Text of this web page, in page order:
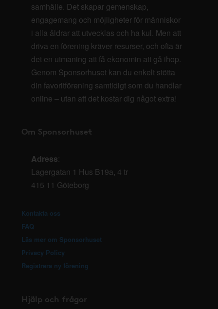
samhälle. Det skapar gemenskap,
engagemang och möjligheter för människor
i alla åldrar att utvecklas och ha kul. Men att
driva en förening kräver resurser, och ofta är
det en utmaning att få ekonomin att gå ihop.
Genom Sponsorhuset kan du enkelt stötta
din favoritförening samtidigt som du handlar
online – utan att det kostar dig något extra!
Om Sponsorhuset
Adress:
Lagergatan 1 Hus B19a, 4 tr
415 11 Göteborg
Kontakta oss
FAQ
Läs mer om Sponsorhuset
Privacy Policy
Registrera ny förening
Hjälp och frågor